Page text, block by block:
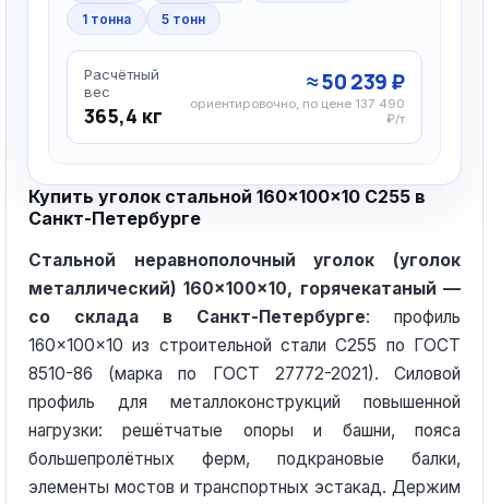
1 тонна
5 тонн
Расчётный
вес
365,4 кг
≈ 50 239 ₽
ориентировочно, по цене 137 490
₽/т
Купить уголок стальной 160×100×10 С255 в
Санкт-Петербурге
Стальной неравнополочный уголок (уголок
металлический) 160×100×10, горячекатаный —
со склада в Санкт-Петербурге: профиль
160×100×10 из строительной стали С255 по ГОСТ
8510-86 (марка по ГОСТ 27772-2021). Силовой
профиль для металлоконструкций повышенной
нагрузки: решётчатые опоры и башни, пояса
большепролётных ферм, подкрановые балки,
элементы мостов и транспортных эстакад. Держим